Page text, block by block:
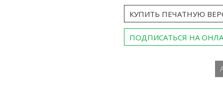
КУПИТЬ ПЕЧАТНУЮ
ПОДПИСАТЬСЯ НА